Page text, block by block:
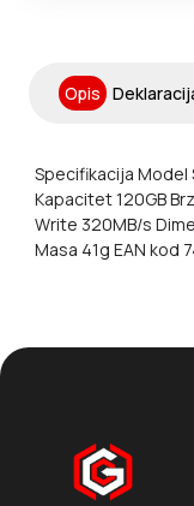
Opis
Specifikacija Model
Kapacitet 120GB
Write 320MB/s
Masa 41g EAN kod